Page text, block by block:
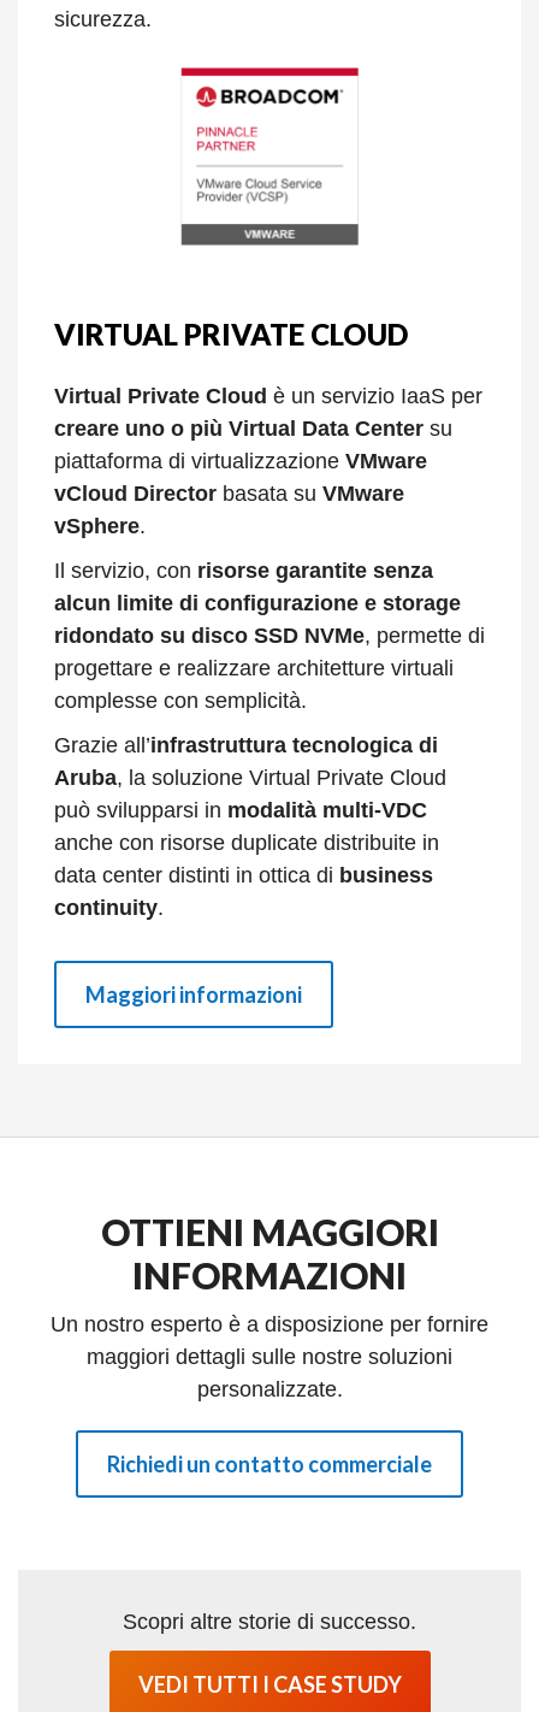
sicurezza.
VIRTUAL PRIVATE CLOUD
Virtual Private Cloud è un servizio IaaS per
creare uno o più Virtual Data Center su
piattaforma di virtualizzazione VMware
vCloud Director basata su VMware
vSphere.
Il servizio, con risorse garantite senza
alcun limite di configurazione e storage
ridondato su disco SSD NVMe, permette di
progettare e realizzare architetture virtuali
complesse con semplicità.
Grazie all’infrastruttura tecnologica di
Aruba, la soluzione Virtual Private Cloud
può svilupparsi in modalità multi-VDC
anche con risorse duplicate distribuite in
data center distinti in ottica di business
continuity.
Maggiori informazioni
OTTIENI MAGGIORI
INFORMAZIONI
Un nostro esperto è a disposizione per fornire
maggiori dettagli sulle nostre soluzioni
personalizzate.
Richiedi un contatto commerciale
Scopri altre storie di successo.
VEDI TUTTI I CASE STUDY